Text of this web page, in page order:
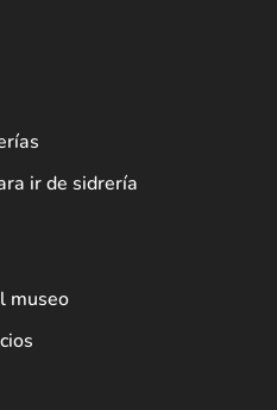
ir de sidrería
museo